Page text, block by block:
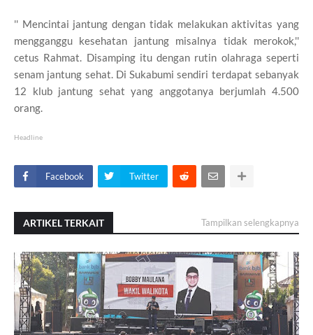
'' Mencintai jantung dengan tidak melakukan aktivitas yang
mengganggu kesehatan jantung misalnya tidak merokok,''
cetus Rahmat. Disamping itu dengan rutin olahraga seperti
senam jantung sehat. Di Sukabumi sendiri terdapat sebanyak
12 klub jantung sehat yang anggotanya berjumlah 4.500
orang.
Headline
Facebook Twitter
ARTIKEL TERKAIT Tampilkan selengkapnya